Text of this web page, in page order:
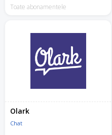
Toate abonamentele
Olark
Chat